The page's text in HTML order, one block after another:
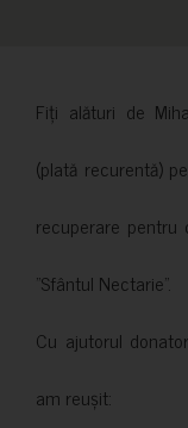
Fiți alături de
(plată recurentă)
recuperare
”Sfântul Nectarie”.
Cu ajutorul
am reușit: